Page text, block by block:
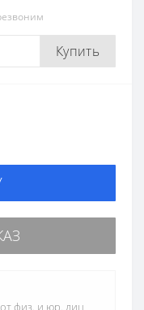
Купить
физ. и юр. лиц